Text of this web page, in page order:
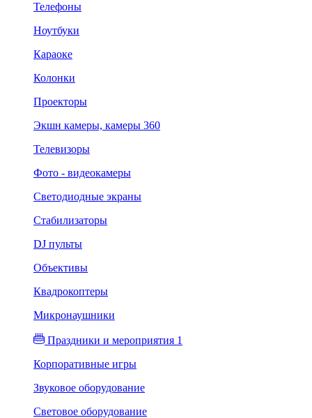
Телефоны
Ноутбуки
Караоке
Колонки
Проекторы
Экшн камеры, камеры 360
Телевизоры
Фото - видеокамеры
Светодиодные экраны
Стабилизаторы
DJ пульты
Объективы
Квадрокоптеры
Микронаушники
Праздники и мероприятия 1
Корпоративные игры
Звуковое оборудование
Световое оборудование